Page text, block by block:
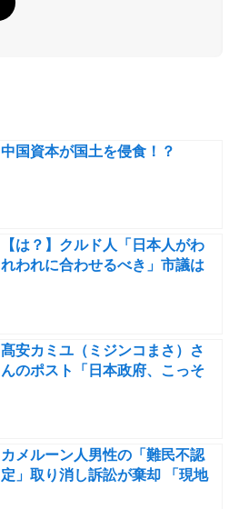
中国資本が国土を侵食！？
【は？】クルド人「日本人がわ
れわれに合わせるべき」市議は
髙安カミユ（ミジンコまさ）さ
んのポスト「日本政府、こっそ
カメルーン人男性の「難民不認
定」取り消し訴訟が棄却 「現地